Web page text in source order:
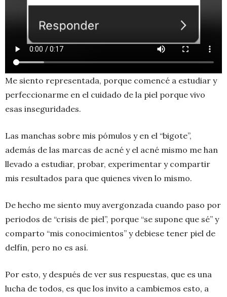
Me siento representada, porque comencé a estudiar y
perfeccionarme en el cuidado de la piel porque vivo
esas inseguridades.
Las manchas sobre mis pómulos y en el “bigote”,
además de las marcas de acné y el acné mismo me han
llevado a estudiar, probar, experimentar y compartir
mis resultados para que quienes viven lo mismo.
De hecho me siento muy avergonzada cuando paso por
periodos de “crisis de piel”, porque “se supone que sé” y
comparto “mis conocimientos” y debiese tener piel de
delfín, pero no es así.
Por esto, y después de ver sus respuestas, que es una
lucha de todos, es que los invito a cambiemos esto, a